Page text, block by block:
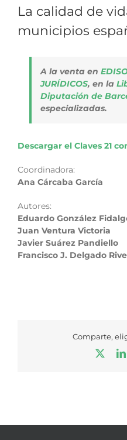
La calidad de
municipios
A la venta en
JURÍDICOS, en la
Diputación de
especializadas.
Descargar el Claves 21
Coordinadora:
Ana Cárcaba García
Autores:
Eduardo González
Juan Ventura Victoria
Javier Suárez Pandiello
Francisco J. Delgado
Comparte,